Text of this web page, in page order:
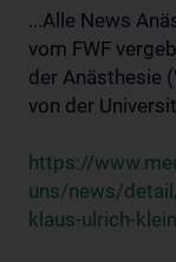
...Alle News
vom FWF
der Anästhesie
von der
https://
uns/news/
klaus-ulrich-